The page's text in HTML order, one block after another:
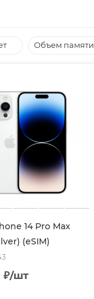
Объем памяти
14 Pro Max
(eSIM)
₽/шт